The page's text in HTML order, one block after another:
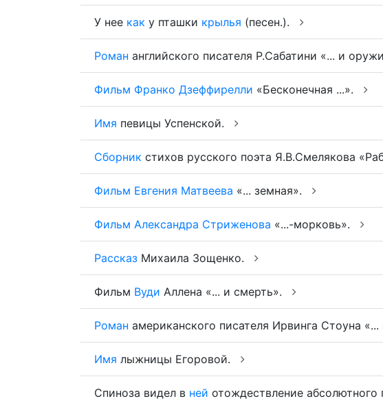
У нее как у пташки крылья (песен.).
Роман английского писателя Р.Сабатини «... и
Фильм Франко Дзеффирелли «Бесконечная ...».
Имя певицы Успенской.
Сборник стихов русского поэта Я.В.Смелякова
Фильм Евгения Матвеева «... земная».
Фильм Александра Стриженова «...-морковь».
Рассказ Михаила Зощенко.
Фильм Вуди Аллена «... и смерть».
Роман американского писателя Ирвинга Стоуна «...
Имя лыжницы Егоровой.
Спиноза видел в ней отождествление абсолютного